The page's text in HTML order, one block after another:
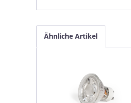
Ähnliche Artikel